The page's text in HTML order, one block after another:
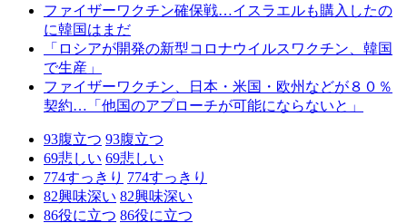
ファイザーワクチン確保戦…イスラエルも購入したの
に韓国はまだ
「ロシアが開発の新型コロナウイルスワクチン、韓国
で生産」
ファイザーワクチン、日本・米国・欧州などが８０％
契約…「他国のアプローチが可能にならないと」
93腹立つ 93腹立つ
69悲しい 69悲しい
774すっきり 774すっきり
82興味深い 82興味深い
86役に立つ 86役に立つ